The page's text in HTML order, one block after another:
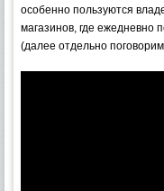
особенно пользуются
магазинов, где ежедневно
(далее отдельно